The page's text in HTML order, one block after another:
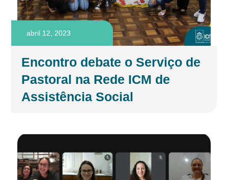
abril 12, 2023
Encontro debate o Serviço de
Pastoral na Rede ICM de
Assistência Social